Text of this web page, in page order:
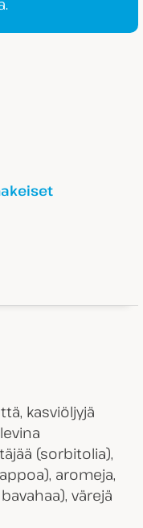
kasviöljyjä
(sorbitolia),
aromeja,
värejä